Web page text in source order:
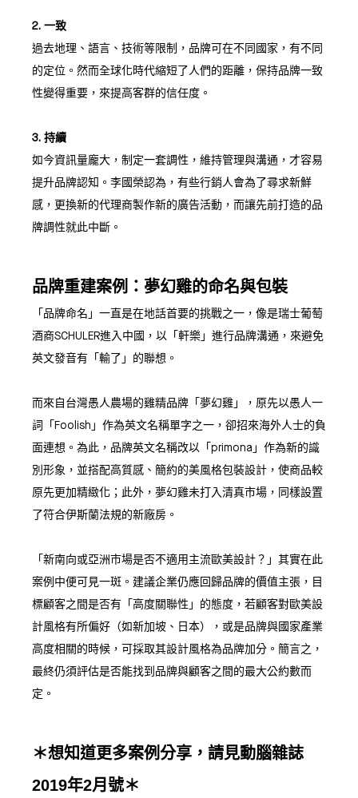
2. 一致
過去地理、語言、技術等限制，品牌可在不同國家，有不同
的定位。然而全球化時代縮短了人們的距離，保持品牌一致
性變得重要，來提高客群的信任度。
3. 持續
如今資訊量龐大，制定一套調性，維持管理與溝通，才容易
提升品牌認知。李國榮認為，有些行銷人會為了尋求新鮮
感，更換新的代理商製作新的廣告活動，而讓先前打造的品
牌調性就此中斷。
品牌重建案例：夢幻雞的命名與包裝
「品牌命名」一直是在地話首要的挑戰之一，像是瑞士葡萄
酒商SCHULER進入中國，以「軒樂」進行品牌溝通，來避免
英文發音有「輸了」的聯想。
而來自台灣愚人農場的雞精品牌「夢幻雞」，原先以愚人一
詞「Foolish」作為英文名稱單字之一，卻招來海外人士的負
面連想。為此，品牌英文名稱改以「primona」作為新的識
別形象，並搭配高質感、簡約的美風格包裝設計，使商品較
原先更加精緻化；此外，夢幻雞未打入清真市場，同樣設置
了符合伊斯蘭法規的新廠房。
「新南向或亞洲市場是否不適用主流歐美設計？」其實在此
案例中便可見一斑。建議企業仍應回歸品牌的價值主張，目
標顧客之間是否有「高度關聯性」的態度，若顧客對歐美設
計風格有所偏好（如新加坡、日本），或是品牌與國家產業
高度相關的時候，可採取其設計風格為品牌加分。簡言之，
最終仍須評估是否能找到品牌與顧客之間的最大公約數而
定。
＊想知道更多案例分享，請見動腦雜誌
2019年2月號＊